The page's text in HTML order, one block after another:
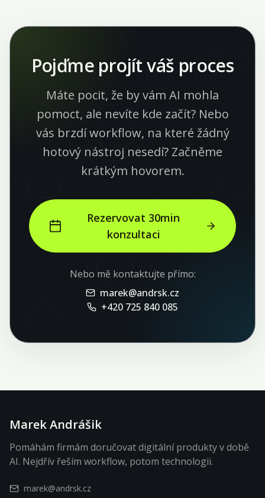
Pojďme projít váš proces
Máte pocit, že by vám AI mohla
pomoct, ale nevíte kde začít? Nebo
vás brzdí workflow, na které žádný
hotový nástroj nesedí? Začněme
krátkým hovorem.
Rezervovat 30min
konzultaci
Nebo mě kontaktujte přímo:
marek@andrsk.cz
+420 725 840 085
Marek Andrášik
Pomáhám firmám doručovat digitální produkty v době
AI. Nejdřív řeším workflow, potom technologii.
marek@andrsk.cz